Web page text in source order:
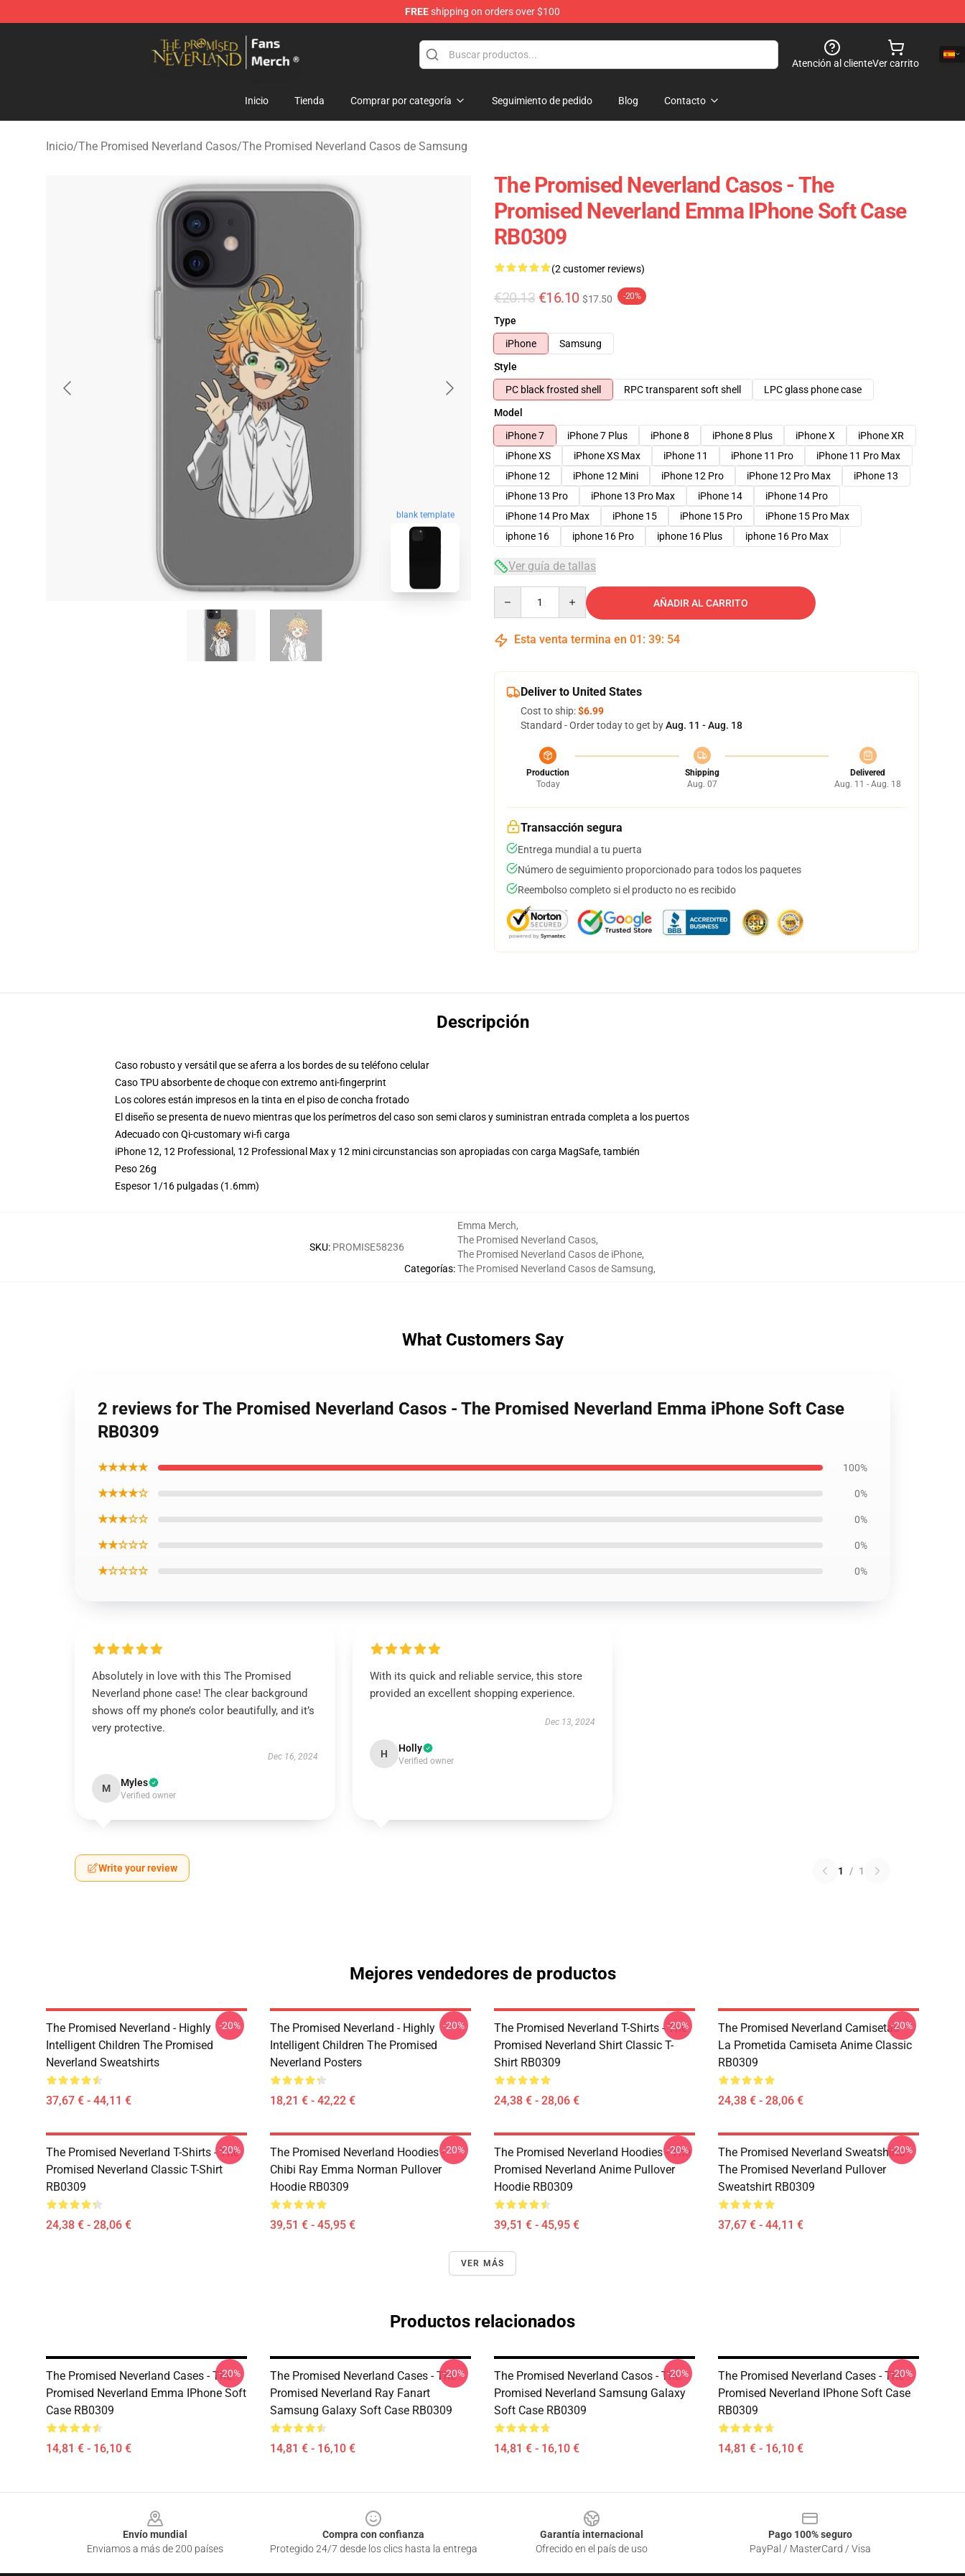
FREEshipping on orders over $100
The Promised Neverland Store - Official The Promised Neverland Merchandise Shop
Atención al clienteVer carrito
Inicio Tienda Comprar por categoría Seguimiento de pedido Blog Contacto
Inicio/The Promised Neverland Casos/The Promised Neverland Casos de Samsung
blank template
The Promised Neverland Casos - The
Promised Neverland Emma IPhone Soft Case
RB0309
(2 customer reviews)
€20.13 €16.10 $17.50 -20%
Type
iPhone
Samsung
Style
PC black frosted shell
RPC transparent soft shell
LPC glass phone case
Model
iPhone 7
iPhone 7 Plus iPhone 8 iPhone 8 Plus iPhone X
iPhone XR
iPhone XS
iPhone XS Max iPhone 11 iPhone 11 Pro
iPhone 11 Pro Max
iPhone 12
iPhone 12 Mini iPhone 12 Pro iPhone 12 Pro Max
iPhone 13
iPhone 13 Pro
iPhone 13 Pro Max iPhone 14
iPhone 14 Pro
iPhone 14 Pro Max
iPhone 15 iPhone 15 Pro
iPhone 15 Pro Max
iphone 16
iphone 16 Pro iphone 16 Plus iphone 16 Pro Max
Ver guía de tallas
AÑADIR AL CARRITO
Esta venta termina en 01 : 39: 53
Deliver to United States
Cost to ship:$6.99
Standard - Order today to get byAug. 11 - Aug. 18
Production
Today
Shipping
Aug. 07
Delivered
Aug. 11 - Aug. 18
Transacción segura
Entrega mundial a tu puerta
Número de seguimiento proporcionado para todos los paquetes
Reembolso completo si el producto no es recibido
Descripción
Caso robusto y versátil que se aferra a los bordes de su teléfono celular
Caso TPU absorbente de choque con extremo anti-fingerprint
Los colores están impresos en la tinta en el piso de concha frotado
El diseño se presenta de nuevo mientras que los perímetros del caso son semi claros y suministran entrada completa a los puertos
Adecuado con Qi-customary wi-fi carga
iPhone 12, 12 Professional, 12 Professional Max y 12 mini circunstancias son apropiadas con carga MagSafe, también
Peso 26g
Espesor 1/16 pulgadas (1.6mm)
SKU: PROMISE58236
Categorías:
Emma Merch,
The Promised Neverland Casos,
The Promised Neverland Casos de iPhone,
The Promised Neverland Casos de Samsung,
What Customers Say
2 reviews for The Promised Neverland Casos - The Promised Neverland Emma iPhone Soft Case
RB0309
★★★★★ 100%
★★★★☆ 0%
★★★☆☆ 0%
★★☆☆☆ 0%
★☆☆☆☆ 0%
Absolutely in love with this The Promised
Neverland phone case! The clear background
shows off my phone’s color beautifully, and it’s
very protective.
Dec 16, 2024
M Myles
Verified owner
With its quick and reliable service, this store
provided an excellent shopping experience.
Dec 13, 2024
H Holly
Verified owner
Write your review 1 / 1
Mejores vendedores de productos
The Promised Neverland - Highly
Intelligent Children The Promised
Neverland Sweatshirts
37,67 € - 44,11 €
-20%
The Promised Neverland - Highly
Intelligent Children The Promised
Neverland Posters
18,21 € - 42,22 €
-20%
The Promised Neverland T-Shirts - The
Promised Neverland Shirt Classic T-
Shirt RB0309
24,38 € - 28,06 €
-20%
The Promised Neverland Camisetas -
La Prometida Camiseta Anime Classic
RB0309
24,38 € - 28,06 €
-20%
The Promised Neverland T-Shirts - The
Promised Neverland Classic T-Shirt
RB0309
24,38 € - 28,06 €
-20%
The Promised Neverland Hoodies -
Chibi Ray Emma Norman Pullover
Hoodie RB0309
39,51 € - 45,95 €
-20%
The Promised Neverland Hoodies - The
Promised Neverland Anime Pullover
Hoodie RB0309
39,51 € - 45,95 €
-20%
The Promised Neverland Sweatshirts -
The Promised Neverland Pullover
Sweatshirt RB0309
37,67 € - 44,11 €
-20%
VER MÁS
Productos relacionados
The Promised Neverland Cases - The
Promised Neverland Emma IPhone Soft
Case RB0309
14,81 € - 16,10 €
-20%
The Promised Neverland Cases - The
Promised Neverland Ray Fanart
Samsung Galaxy Soft Case RB0309
14,81 € - 16,10 €
-20%
The Promised Neverland Casos - The
Promised Neverland Samsung Galaxy
Soft Case RB0309
14,81 € - 16,10 €
-20%
The Promised Neverland Cases - The
Promised Neverland IPhone Soft Case
RB0309
14,81 € - 16,10 €
-20%
Envío mundial
Enviamos a más de 200 países
Compra con confianza
Protegido 24/7 desde los clics hasta la entrega
Garantía internacional
Ofrecido en el país de uso
Pago 100% seguro
PayPal / MasterCard / Visa